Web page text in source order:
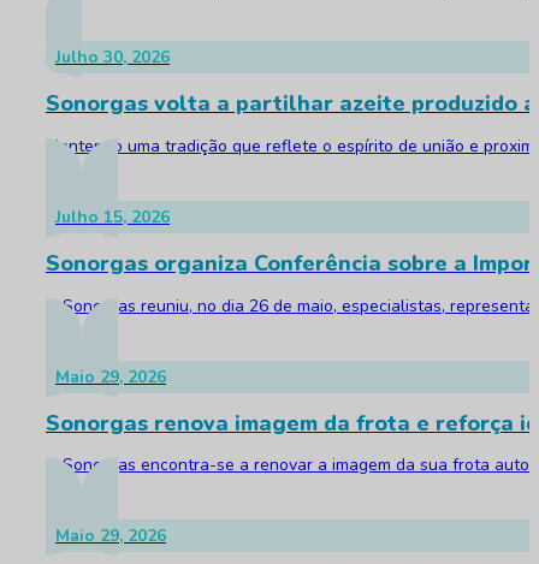
Julho 30, 2026
Sonorgas volta a partilhar azeite produzido
Mantendo uma tradição que reflete o espírito de união e
Julho 15, 2026
Sonorgas organiza Conferência sobre a
A Sonorgas reuniu, no dia 26 de maio, especialistas,
Maio 29, 2026
Sonorgas renova imagem da frota e reforça
A Sonorgas encontra-se a renovar a imagem da sua frota
Maio 29, 2026